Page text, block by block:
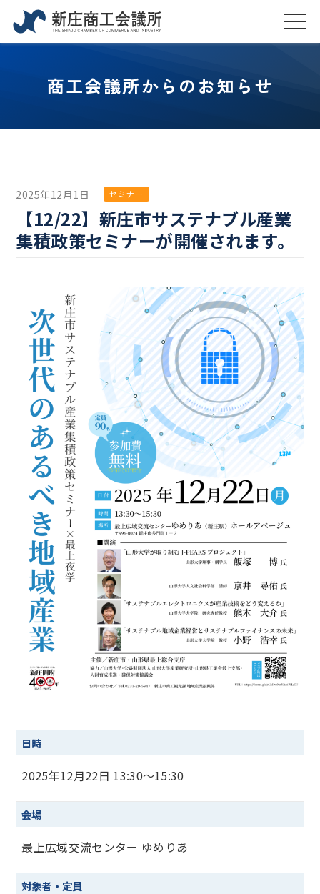
商工会議所からのお知らせ
2025年12月1日 セミナー
【12/22】新庄市サステナブル産業
集積政策セミナーが開催されます。
日時
2025年12月22日 13:30～15:30
会場
最上広域交流センター ゆめりあ
対象者・定員